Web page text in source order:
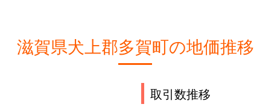
滋賀県犬上郡多賀町の地価推移
取引数推移